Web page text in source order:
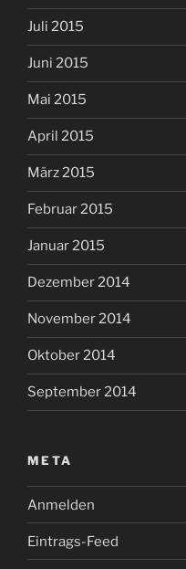
Juli 2015
Juni 2015
Mai 2015
April 2015
März 2015
Februar 2015
Januar 2015
Dezember 2014
November 2014
Oktober 2014
September 2014
META
Anmelden
Eintrags-Feed